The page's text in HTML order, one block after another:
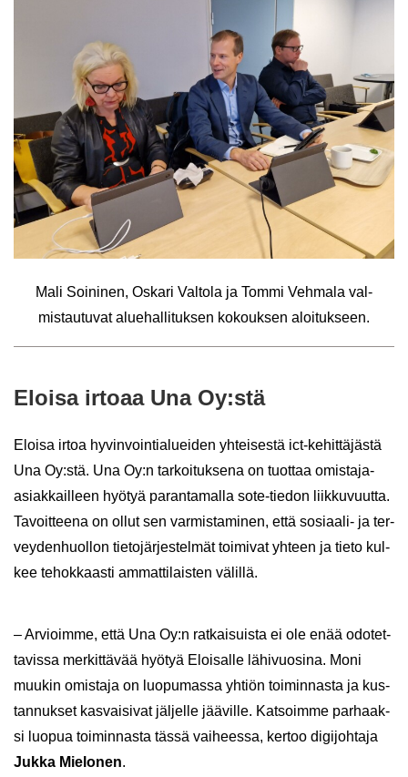
Mali Soi­ni­nen, Os­ka­ri Val­to­la ja Tommi Veh­ma­la val­
mis­tau­tu­vat alue­hal­li­tuk­sen ko­kouk­sen aloi­tuk­seen.
Eloi­sa ir­to­aa Una Oy:stä
Eloi­sa irtoa hy­vin­voin­tia­luei­den yh­tei­ses­tä ict-​kehittäjästä
Una Oy:stä. Una Oy:n tar­koi­tuk­se­na on tuot­taa omistaja-​
asiakkailleen hyö­tyä pa­ran­ta­mal­la sote-​tiedon liik­ku­vuut­ta.
Ta­voit­tee­na on ollut sen var­mis­ta­mi­nen, että sosiaali-​ ja ter­
vey­den­huol­lon tie­to­jär­jes­tel­mät toi­mi­vat yh­teen ja tieto kul­
kee te­hok­kaas­ti am­mat­ti­lais­ten vä­lil­lä.
– Ar­vioim­me, että Una Oy:n rat­kai­suis­ta ei ole enää odo­tet­
ta­vis­sa mer­kit­tä­vää hyö­tyä Eloi­sal­le lä­hi­vuo­si­na. Moni
muu­kin omis­ta­ja on luo­pu­mas­sa yh­tiön toi­min­nas­ta ja kus­
tan­nuk­set kas­vai­si­vat jäl­jel­le jää­vil­le. Kat­soim­me par­haak­
si luo­pua toi­min­nas­ta tässä vai­hees­sa, ker­too di­gi­joh­ta­ja
Jukka Mie­lo­nen.